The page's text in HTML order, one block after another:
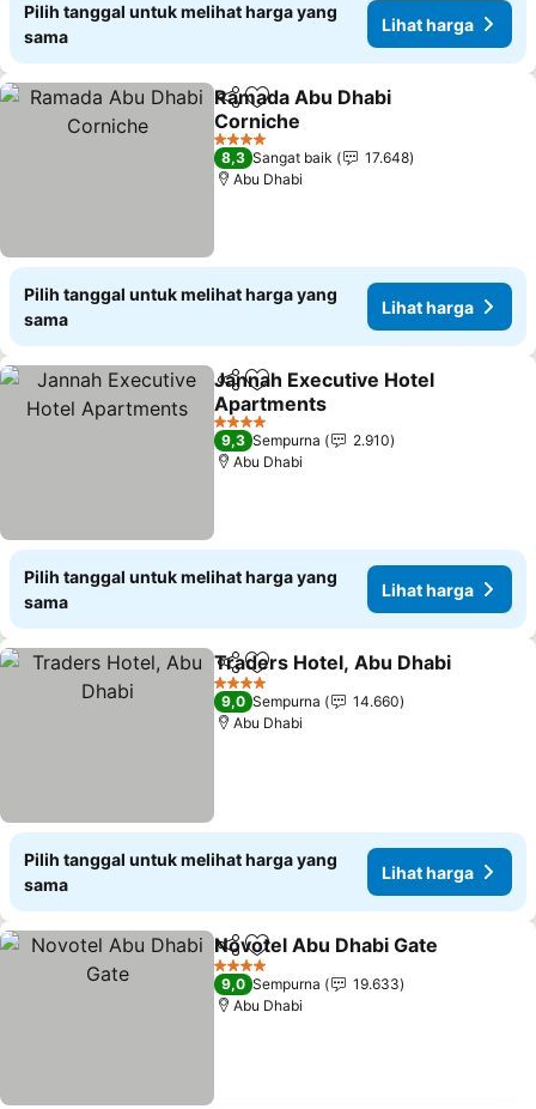
Pilih tanggal untuk melihat harga yang
sama
Lihat harga
BagikanTambahkan ke favorit
Ramada Abu Dhabi
Corniche
4 Bintang
8,3 Sangat baik
17.648
Abu Dhabi
Pilih tanggal untuk melihat harga yang
sama
Lihat harga
BagikanTambahkan ke favorit
Jannah Executive Hotel
Apartments
4 Bintang
9,3 Sempurna
2.910
Abu Dhabi
Pilih tanggal untuk melihat harga yang
sama
Lihat harga
BagikanTambahkan ke favorit
Traders Hotel, Abu Dhabi
4 Bintang
9,0 Sempurna
14.660
Abu Dhabi
Pilih tanggal untuk melihat harga yang
sama
Lihat harga
BagikanTambahkan ke favorit
Novotel Abu Dhabi Gate
4 Bintang
9,0 Sempurna
19.633
Abu Dhabi